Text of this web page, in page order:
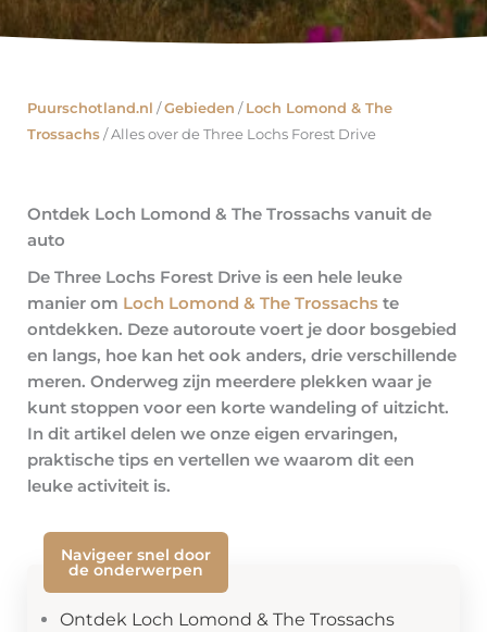
Puurschotland.nl /Gebieden /Loch Lomond & The
Trossachs/Alles over de Three Lochs Forest Drive
Ontdek Loch Lomond & The Trossachs vanuit de
auto
De Three Lochs Forest Drive is een hele leuke
manier om Loch Lomond & The Trossachs te
ontdekken. Deze autoroute voert je door bosgebied
en langs, hoe kan het ook anders, drie verschillende
meren. Onderweg zijn meerdere plekken waar je
kunt stoppen voor een korte wandeling of uitzicht.
In dit artikel delen we onze eigen ervaringen,
praktische tips en vertellen we waarom dit een
leuke activiteit is.
Navigeer snel door
de onderwerpen
Ontdek Loch Lomond & The Trossachs